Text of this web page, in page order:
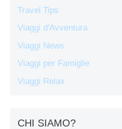
Travel Tips
Viaggi d'Avventura
Viaggi News
Viaggi per Famiglie
Viaggi Relax
CHI SIAMO?